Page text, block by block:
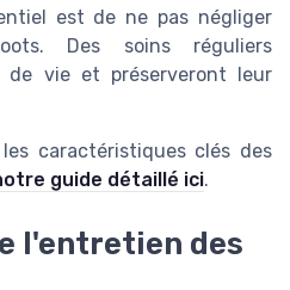
est de ne pas négliger
Des soins réguliers
de vie et préserveront leur
caractéristiques clés des
guide détaillé ici.
l'entretien des